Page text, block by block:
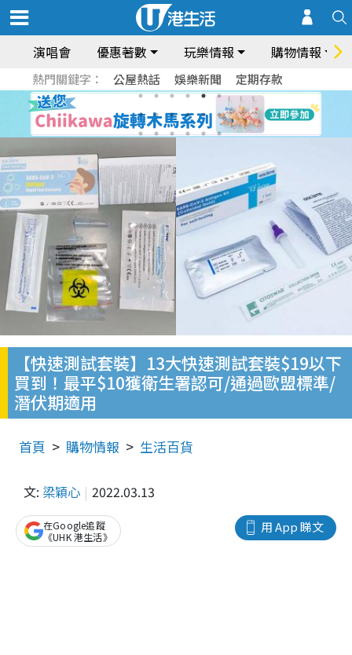
演唱會 優惠著數 玩樂情報 購物情報
熱門關鍵字： 公屋熱話 娛樂新聞 定期存款
【快速測試套裝】13大快速測試套裝$19以下
買到！最平$10獲衛生署認可/通過歐盟標準/
潛伏期適用
首頁 購物情報 生活百貨
文: 梁穎心 2022.03.13
用 App 睇文
在Google追蹤
《UHK 港生活》